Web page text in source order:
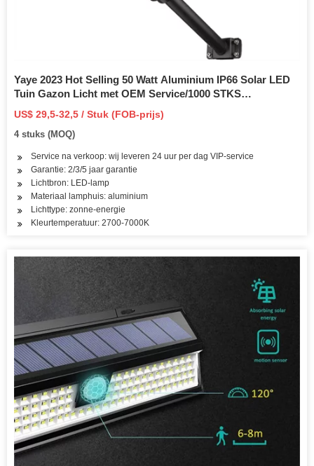
Yaye 2023 Hot Selling 50 Watt Aluminium IP66 Solar LED
Tuin Gazon Licht met OEM Service/1000 STKS
Voorraad/fabrieksprijs/Hoge kwaliteit
US$ 29,5-32,5 / Stuk (FOB-prijs)
4 stuks (MOQ)
Service na verkoop: wij leveren 24 uur per dag VIP-service
Garantie: 2/3/5 jaar garantie
Lichtbron: LED-lamp
Materiaal lamphuis: aluminium
Lichttype: zonne-energie
Kleurtemperatuur: 2700-7000K